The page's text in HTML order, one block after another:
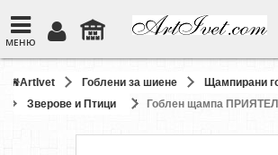
МЕНЮ
ArtIvet Гоблени за шиене
Щампирани
Зверове и Птици
Гоблен щампа